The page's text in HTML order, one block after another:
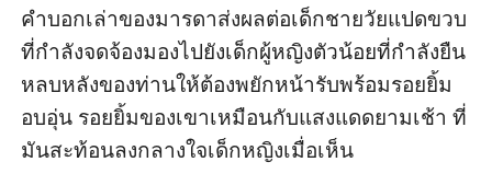
อย่างสาสมที่สุด เท่าที่จะสามารถทำได้
“พรีมไม่มีสิทธิ์ไปรักใครนอกจากพี่” เสียงเข้มกำชับสั่งก่อน
จะจ้องมองคนในอ้อมแขนที่จ้องมองกันด้วยความเกลียดชัง
จับหัวใจ
“อย่าทำ…อื้อ” คำห้ามของเธอไม่เป็นผลอีกครั้งเมื่อคนโต
คำบอกเล่าของมารดาส่งผลต่อเด็กชายวัยแปดขวบ
ที่กำลังจดจ้องมองไปยังเด็กผู้หญิงตัวน้อยที่กำลังยืน
หลบหลังของท่านให้ต้องพยักหน้ารับพร้อมรอยยิ้ม
อบอุ่น รอยยิ้มของเขาเหมือนกับแสงแดดยามเช้า ที่
มันสะท้อนลงกลางใจเด็กหญิงเมื่อเห็น